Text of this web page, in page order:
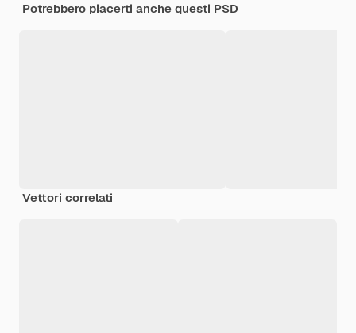
Potrebbero piacerti anche questi PSD
Vettori correlati